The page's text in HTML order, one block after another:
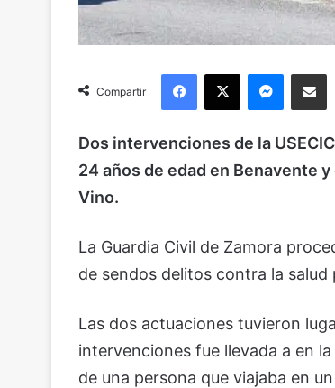
Compartir
Facebook
X
Dos intervenciones de la
24 años de edad en Benavente
Vino.
La Guardia Civil de Zamora
de sendos delitos contra la
Las dos actuaciones tuvieron
intervenciones fue llevada a en
de una persona que viajaba en